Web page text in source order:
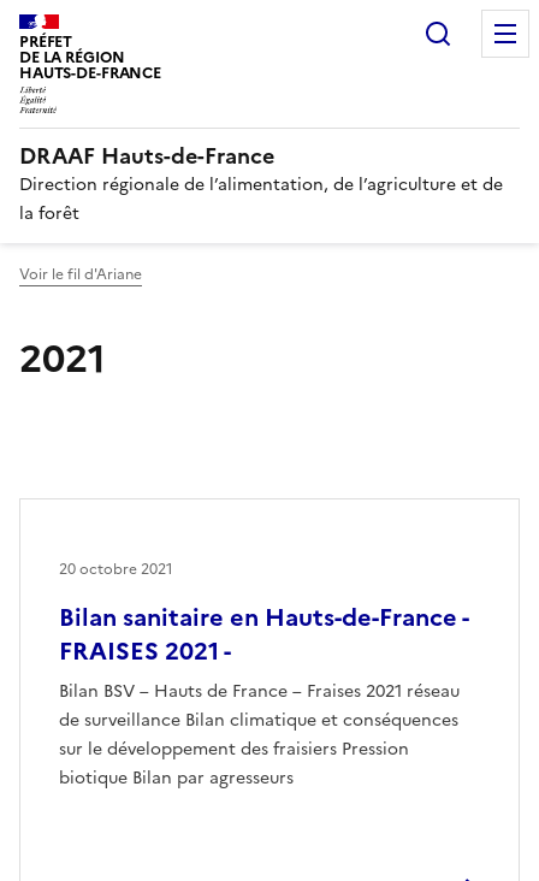
PRÉFET
DE LA RÉGION
HAUTS-DE-FRANCE
DRAAF Hauts-de-France
Direction régionale de l’alimentation, de l’agriculture et de
la forêt
Voir le fil d'Ariane
2021
Bilan sanitaire en Hauts-de-France -
FRAISES 2021 -
Bilan BSV – Hauts de France – Fraises 2021 réseau
de surveillance Bilan climatique et conséquences
sur le développement des fraisiers Pression
biotique Bilan par agresseurs
20 octobre 2021